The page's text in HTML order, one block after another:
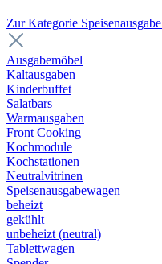
Zur Kategorie Speisenausgabe
Ausgabemöbel
Kaltausgaben
Kinderbuffet
Salatbars
Warmausgaben
Front Cooking
Kochmodule
Kochstationen
Neutralvitrinen
Speisenausgabewagen
beheizt
gekühlt
unbeheizt (neutral)
Tablettwagen